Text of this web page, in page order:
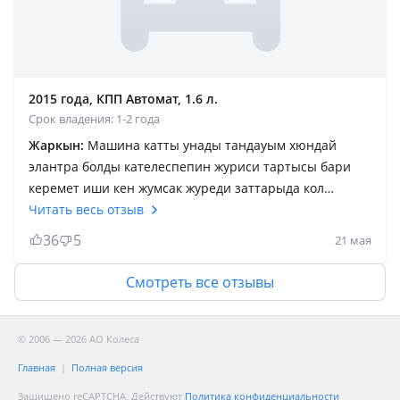
2015 года, КПП Автомат, 1.6 л.
Срок владения: 1-2 года
Жаркын: Машина катты унады тандауым хюндай
элантра болды кателеспепин журиси тартысы бари
керемет иши кен жумсак журеди заттарыда кол
жеттимди алуга кенес беремин расход жок кандер
косып койып канша бассанда киналмай котереди
карис агайндарга рахмет осындай колик шыгарганына
шынын айтсам минусын кормедим тек рахатыма
минип келдим асты сал томендеу болмаса баска минус
байкамадым бул машинаны канша мактасакта
турарлык оте керемет колик баска не дейын барлык
Читать весь отзыв
36 5 21 мая
Смотреть все отзывы
© 2006 — 2026 АО Колеса
Главная Полная версия
Защищено reCAPTCHA. Действуют Политика конфиденциальности